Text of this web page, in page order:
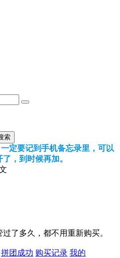
索
定要记到手机备忘录里，可以
，到时候再加。
了多久，都不用重新购买。
拼团成功 购买记录 我的